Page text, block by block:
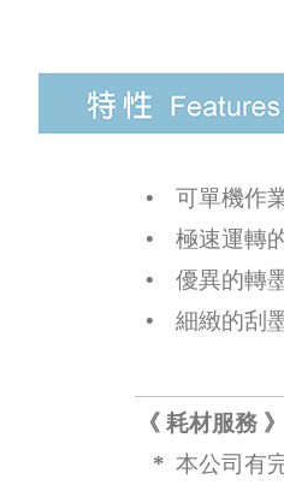
•
可單機作
•
極速運轉
•
優異的轉
•
細緻的刮
《 耗材服務
* 本公司有